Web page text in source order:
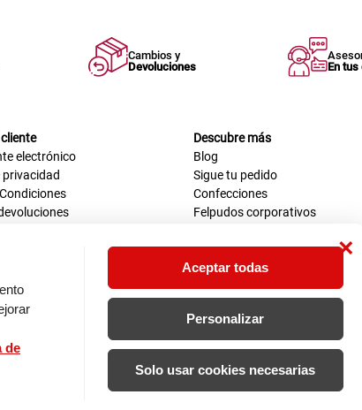
×
de
Aceptar todas
Personalizar
Solo usar cookies necesarias
Cambios y
Devoluciones
En tus
electrónico
Descubre más
Blog
Sigue tu pedido
Confecciones
Felpudos corporativos